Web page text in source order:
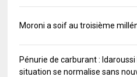
Moroni a soif au troisième
Pénurie de carburant :
situation se normalise sans